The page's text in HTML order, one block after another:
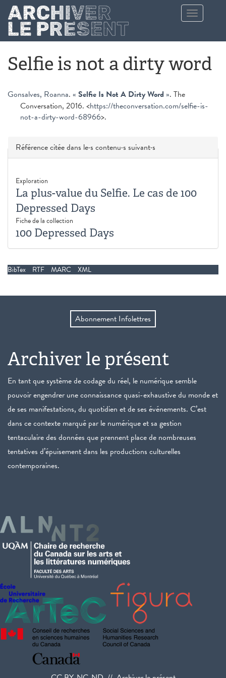
Aller au contenu principal
Toggle
navigation
Selfie is not a dirty word
Gonsalves, Roanna. « Selfie Is Not A Dirty Word ». The
Conversation, 2016. <https://theconversation.com/selfie-is-
not-a-dirty-word-68966>.
Masquer
Référence citée dans le·s contenu·s suivant·s
Exploration
La plus-value du Selfie. Le cas de 100
Depressed Days
Fiche de la collection
100 Depressed Days
BibTex RTF MARC XML
Abonnement Infolettres
Archiver le présent
En tant que système de codage du réel, le numérique semble
pouvoir engendrer une connaissance quasi-exhaustive du monde et
de ses manifestations, du quotidien et de ses événements. C’est
dans ce contexte marqué par le numérique et sa gestion
tentaculaire des données que prennent place de nombreuses
tentatives d’épuisement dans les productions culturelles
contemporaines.